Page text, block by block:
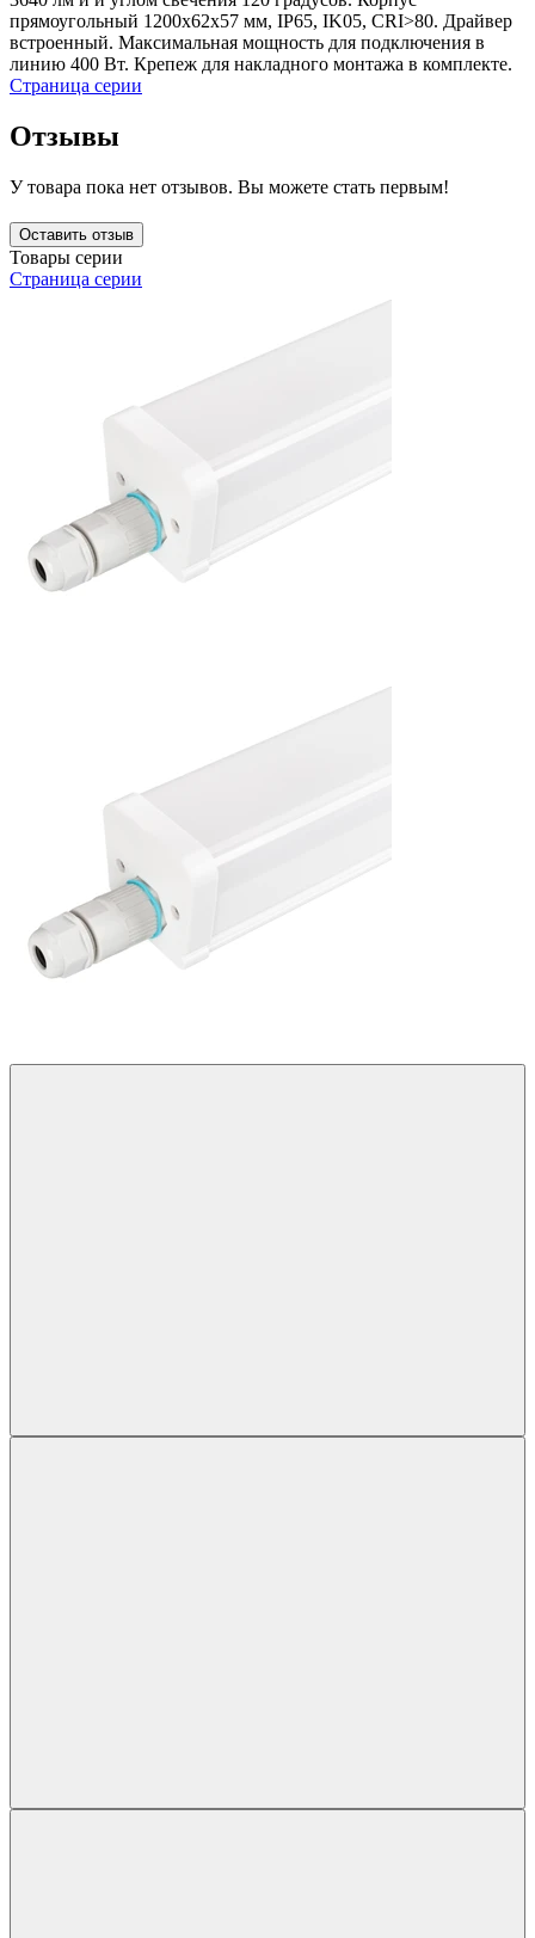
прямоугольный 1200x62x57 мм, IP65, IK05, CRI>80. Драйвер
встроенный. Максимальная мощность для подключения в
линию 400 Вт. Крепеж для накладного монтажа в комплекте.
Страница серии
Отзывы
У товара пока нет отзывов. Вы можете стать первым!
Оставить отзыв
Товары серии
Страница серии